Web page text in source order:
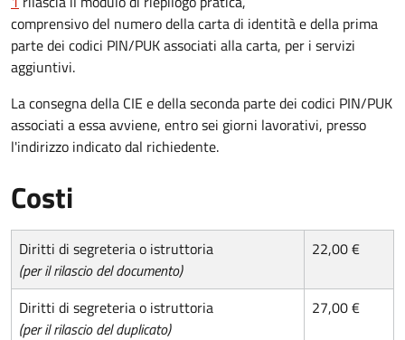
comprensivo del numero della carta di identità e della prima
parte dei codici PIN/PUK associati alla carta, per i servizi
aggiuntivi.
La consegna della CIE e della seconda parte dei codici PIN/PUK
associati a essa avviene, entro sei giorni lavorativi, presso
l'indirizzo indicato dal richiedente.
Costi
Diritti di segreteria o istruttoria
(per il rilascio del documento)
22,00 €
Diritti di segreteria o istruttoria
(per il rilascio del duplicato)
27,00 €